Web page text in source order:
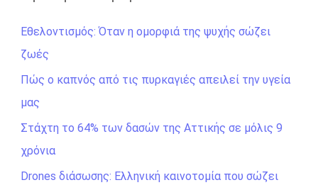
τ
η
σ
η
γ
ι
α
Εθελοντισμός: Όταν η ομορφιά της ψυχής σώζει
ζωές
Πώς ο καπνός από τις πυρκαγιές απειλεί την υγεία
μας
Στάχτη το 64% των δασών της Αττικής σε μόλις 9
χρόνια
Drones διάσωσης: Ελληνική καινοτομία που σώζει